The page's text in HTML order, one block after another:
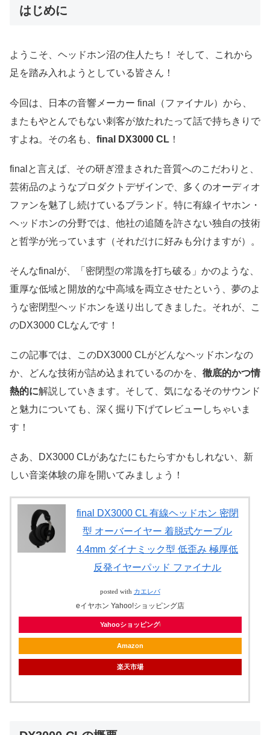
はじめに
ようこそ、ヘッドホン沼の住人たち！ そして、これから
足を踏み入れようとしている皆さん！
今回は、日本の音響メーカー final（ファイナル）から、
またもやとんでもない刺客が放たれたって話で持ちきりで
すよね。その名も、 final DX3000 CL ！
finalと言えば、その研ぎ澄まされた音質へのこだわりと、
芸術品のようなプロダクトデザインで、多くのオーディオ
ファンを魅了し続けているブランド。特に有線イヤホン・
ヘッドホンの分野では、他社の追随を許さない独自の技術
と哲学が光っています（それだけに好みも分けますが）。
そんなfinalが、「密閉型の常識を打ち破る」かのような、
重厚な低域と開放的な中高域を両立させたという、夢のよ
うな密閉型ヘッドホンを送り出してきました。それが、こ
のDX3000 CLなんです！
この記事では、このDX3000 CLがどんなヘッドホンなの
か、どんな技術が詰め込まれているのかを、 徹底的かつ情
熱的に解説していきます。そして、気になるそのサウンド
と魅力についても、深く掘り下げてレビューしちゃいま
す！
さあ、DX3000 CLがあなたにもたらすかもしれない、新
しい音楽体験の扉を開いてみましょう！
final DX3000 CL 有線ヘッドホン 密閉
型 オーバーイヤー 着脱式ケーブル
4.4mm ダイナミック型 低歪み 極厚低
反発イヤーパッド ファイナル
posted with カエレバ
eイヤホン Yahoo!ショッピング店
Yahooショッピング
Amazon
楽天市場